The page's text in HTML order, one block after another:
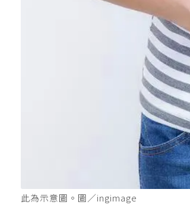
此為示意圖。圖／ingimage